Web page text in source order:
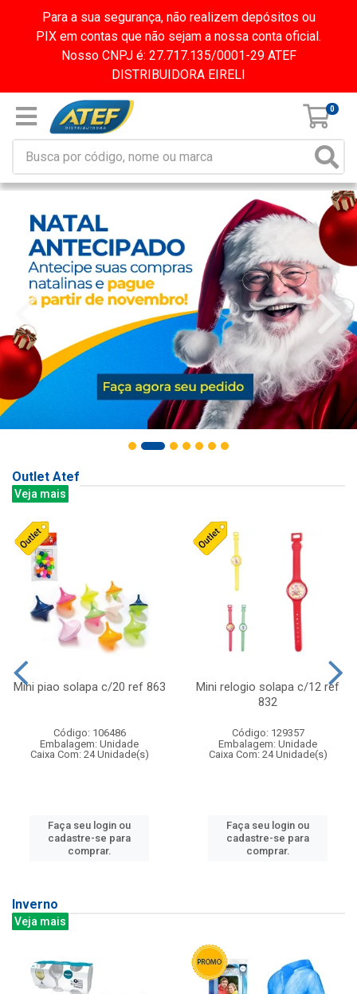
Para a sua segurança, não realizem depósitos ou
PIX em contas que não sejam a nossa conta oficial.
Nosso CNPJ é: 27.717.135/0001-29 ATEF
DISTRIBUIDORA EIRELI
0
Outlet Atef
Veja mais
Mini piao solapa c/20 ref 863
Código: 106486
Embalagem: Unidade
Caixa Com: 24 Unidade(s)
Faça seu login ou
cadastre-se para
comprar.
Mini relogio solapa c/12 ref
832
Código: 129357
Embalagem: Unidade
Caixa Com: 24 Unidade(s)
Faça seu login ou
cadastre-se para
comprar.
Inverno
Veja mais